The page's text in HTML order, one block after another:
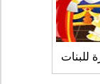
للبنات